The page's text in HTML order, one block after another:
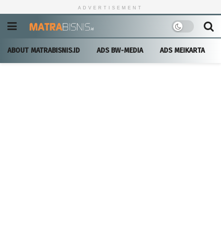
ADVERTISEMENT
ABOUT MATRABISNIS.ID ADS BW-MEDIA ADS MEIKARTA